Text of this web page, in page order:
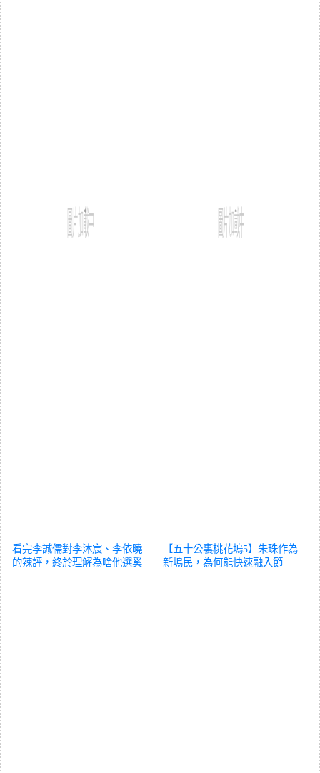
看完李誠儒對李沐宸、李依曉
的辣評，終於理解為啥他選奚
【五十公裏桃花塢5】朱珠作為
新塢民，為何能快速融入節